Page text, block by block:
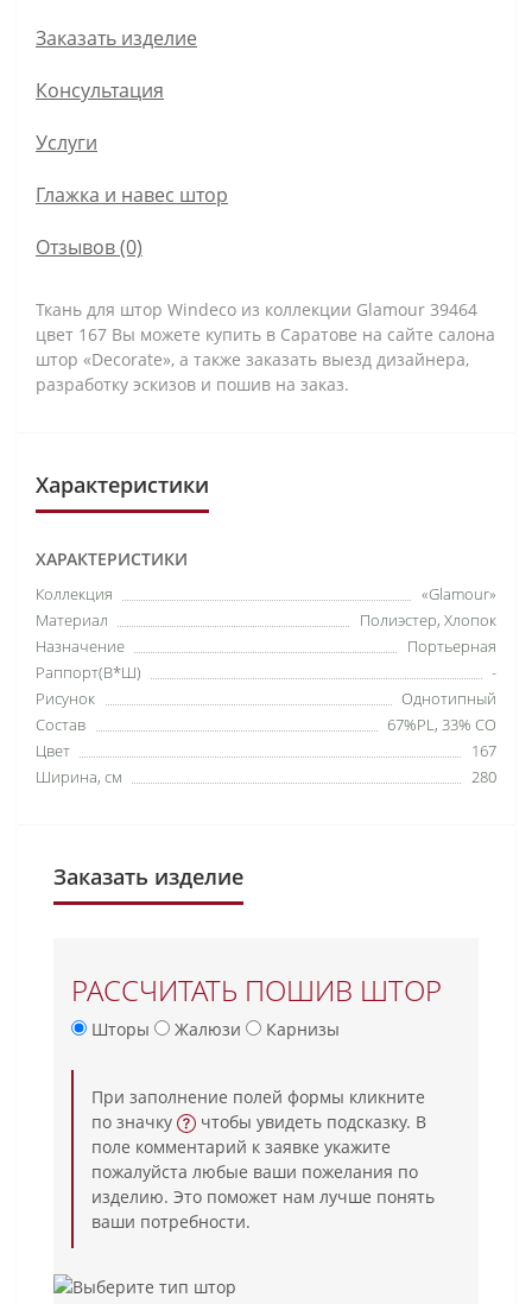
Заказать изделие
Консультация
Услуги
Глажка и навес штор
Отзывов (0)
Ткань для штор Windeco из коллекции Glamour 39464
цвет 167 Вы можете купить в Саратове на сайте салона
штор «Decorate», а также заказать выезд дизайнера,
разработку эскизов и пошив на заказ.
Характеристики
ХАРАКТЕРИСТИКИ
Коллекция
«Glamour»
Материал
Полиэстер, Хлопок
Назначение
Портьерная
Раппорт(В*Ш)
-
Рисунок
Однотипный
Состав
67%PL, 33% CO
Цвет
167
Ширина, см
280
Заказать изделие
РАССЧИТАТЬ ПОШИВ ШТОР
Шторы Жалюзи Карнизы
При заполнение полей формы кликните
по значку
чтобы увидеть подсказку. В
поле комментарий к заявке укажите
пожалуйста любые ваши пожелания по
изделию. Это поможет нам лучше понять
ваши потребности.